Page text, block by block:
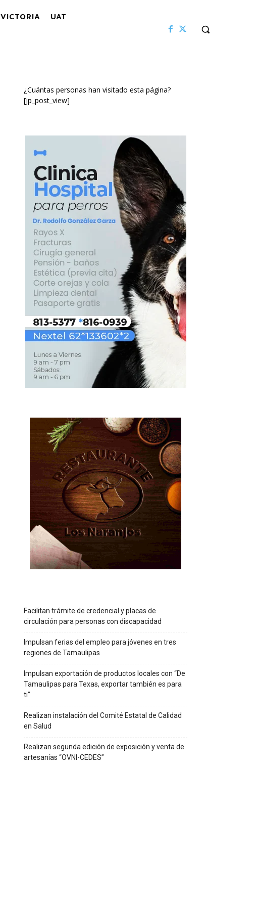
VICTORIA UAT
¿Cuántas personas han visitado esta página?
[jp_post_view]
Facilitan trámite de credencial y placas de
circulación para personas con discapacidad
Impulsan ferias del empleo para jóvenes en tres
regiones de Tamaulipas
Impulsan exportación de productos locales con “De
Tamaulipas para Texas, exportar también es para
ti”
Realizan instalación del Comité Estatal de Calidad
en Salud
Realizan segunda edición de exposición y venta de
artesanías “OVNI-CEDES”